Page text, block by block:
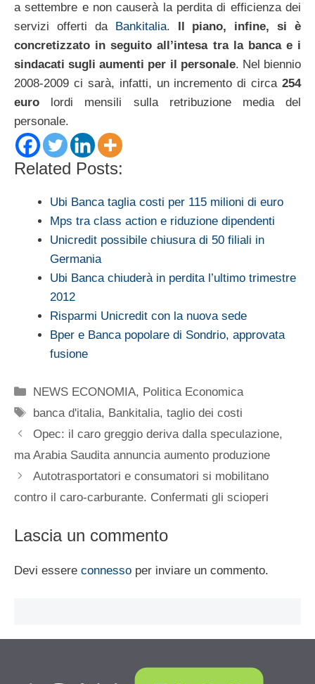
a settembre e non causerà la perdita di efficienza dei
servizi offerti da
Bankitalia.
Il piano, infine, si è
concretizzato in seguito all’intesa tra la banca e i
sindacati sugli aumenti per il personale. Nel biennio
2008-2009 ci sarà, infatti, un incremento di circa 254
euro lordi mensili sulla retribuzione media del
personale.
Related Posts:
Ubi Banca taglia costi per 115 milioni di euro
Mps tra class action e riduzione dipendenti
Unicredit possibile chiusura di 50 filiali in
Germania
Ubi Banca chiuderà in perdita l’ultimo trimestre
2012
Risparmi Unicredit con la nuova sede
Bper e Banca popolare di Sondrio, approvata
fusione
Categorie
NEWS ECONOMIA, Politica Economica
Tag
banca d'italia, Bankitalia,taglio dei costi
Opec: il caro greggio deriva dalla speculazione,
ma Arabia Saudita annuncia aumento produzione
Autotrasportatori e consumatori si mobilitano
contro il caro-carburante. Confermati gli scioperi
Lascia un commento
Devi essere connesso per inviare un commento.